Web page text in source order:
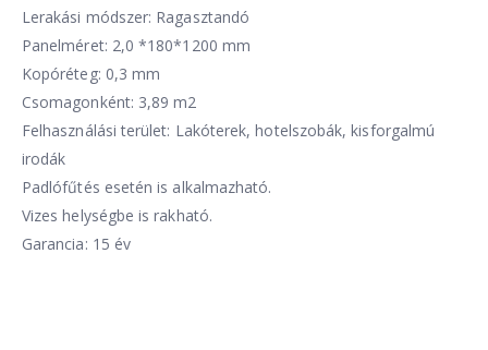
Lerakási módszer: Ragasztandó
Panelméret: 2,0 *180*1200 mm
Kopóréteg: 0,3 mm
Csomagonként: 3,89 m2
Felhasználási terület: Lakóterek, hotelszobák, kisforgalmú
irodák
Padlófűtés esetén is alkalmazható.
Vizes helységbe is rakható.
Garancia: 15 év